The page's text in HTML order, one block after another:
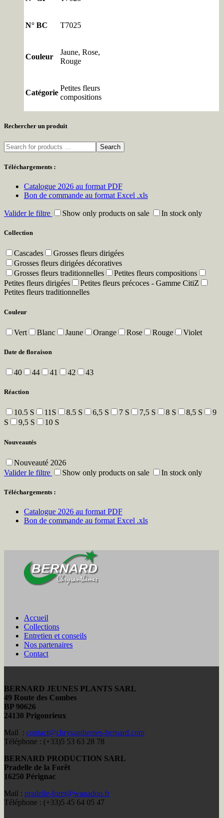
N° BC T7025
Couleur
Jaune, Rose,
Rouge
Catégorie
Petites fleurs
compositions
Rechercher un produit
Search
Téléchargements :
Catalogue 2026 au format PDF
Bon de commande au format Excel .xls
Valider le filtre Show only products on sale In stock only
Collection
Cascades
Grosses fleurs dirigées
Grosses fleurs dirigées décoratives
Grosses fleurs traditionnelles
Petites fleurs compositions
Petites fleurs dirigées
Petites fleurs précoces - Gamme CitiZ
Petites fleurs traditionnelles
Couleur
Vert Blanc Jaune Orange Rose Rouge Violet
Date de floraison
40 44 41 42 43
Réaction
10.5 S 11S 8.5 S 6,5 S 7 S 7,5 S 8 S 8,5 S
9
S
9,5 S 10 S
Nouveautés
Nouveauté 2026
Valider le filtre
Show only products on sale In stock only
Téléchargements :
Catalogue 2026 au format PDF
Bon de commande au format Excel .xls
Accueil
Collections
Entretien et conseils
Nos partenaires
Contact
BERNARD JEUNES PLANTS SARL
49 Route des Combes
BP 90626
24130 Prigonrieux
Mail : contact@chrysanthemes-bernard.com
Téléphone : (+33)5 53 63 28 78
BERNARD PRODUCTION SARL
Pradelle de la Forêt
16250 Pérignac
Mail : pradelle-foret@wanadoo.fr
Téléphone : (+33)5 45 64 05 47